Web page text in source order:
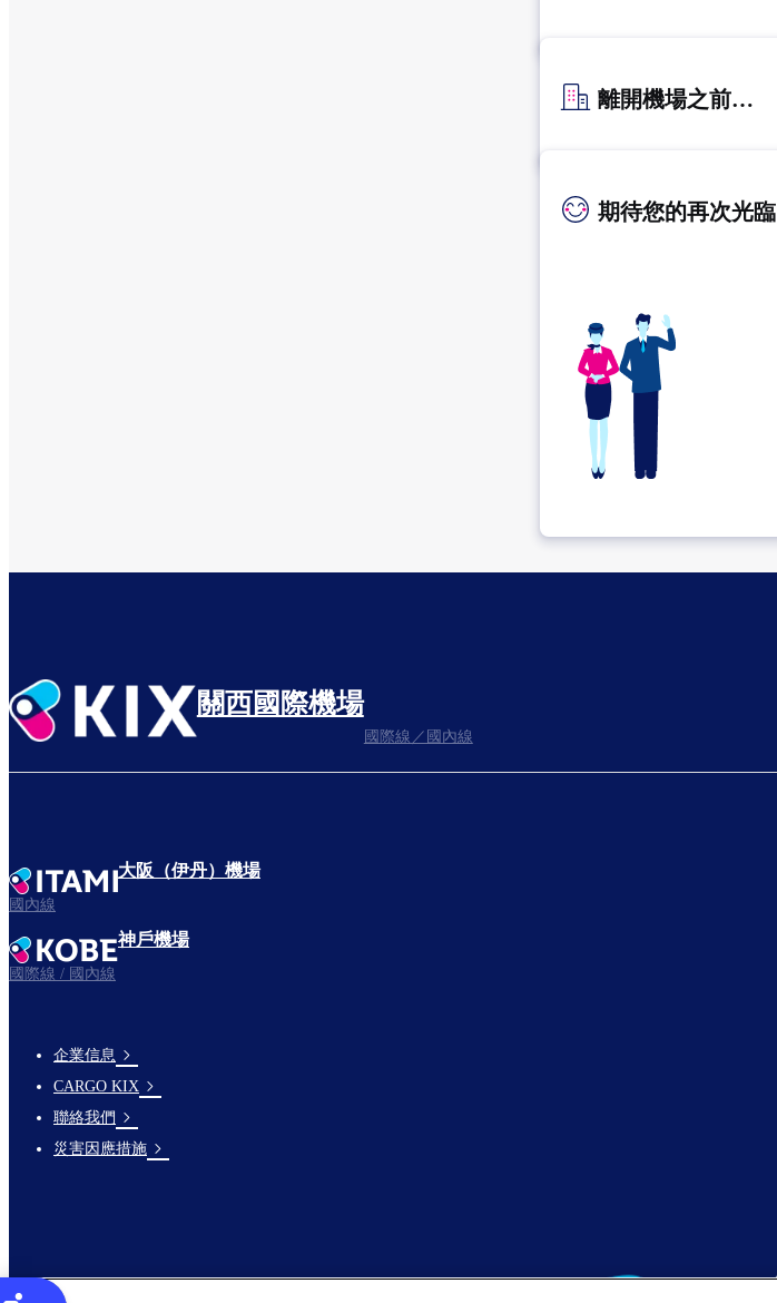
離開機場之前…
期待您的再次光臨
關西國際機場
國際線／國內線
大阪（伊丹）機場
國內線
神戶機場
國際線 / 國內線
footer-
links-
en-
企業信息
CARGO KIX
聯絡我們
災害因應措施